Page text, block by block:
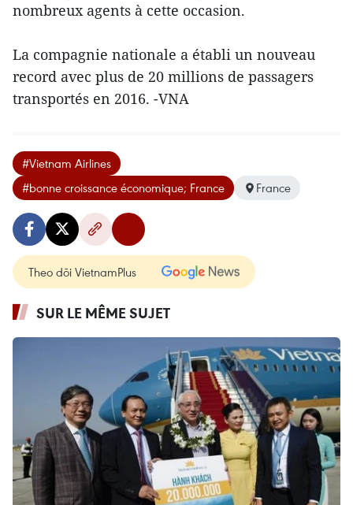
nombreux agents à cette occasion.
La compagnie nationale a établi un nouveau
record ​avec plus de 20 millions de passagers
transportés en 2016. -VNA
#Vietnam Airlines
#bonne croissance économique; France
France
Theo dõi VietnamPlus
SUR LE MÊME SUJET